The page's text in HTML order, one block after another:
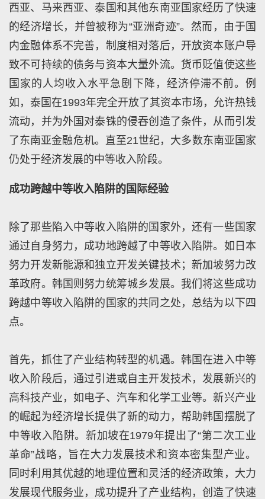
西亚、马来西亚、泰国和其他东南亚国家经历了快速
的经济增长，并曾被称为“亚洲奇迹”。然而，由于国
内金融体系不完善，制度相对落后，开放资本账户导
致不可持续的债务与资本大量外流。货币贬值使这些
国家的人均收入水平急剧下降，经济停滞不前。例
如，泰国在1993年完全开放了其资本市场，允许热钱
流动，并为外国对泰铢的侵吞创造了条件，从而引发
了东南亚金融危机。直至21世纪，大多数东南亚国家
仍处于经济发展的中等收入阶段。
成功跨越中等收入陷阱的国际经验
除了那些陷入中等收入陷阱的国家外，还有一些国家
通过自身努力，成功地跨越了中等收入陷阱。如日本
努力开发新能源和独立开发关键技术；新加坡努力改
革政府。韩国则努力统筹城乡发展。我们将这些成功
跨越中等收入陷阱的国家的共同之处，总结为以下四
点。
首先，抓住了产业结构转型的机遇。韩国在进入中等
收入阶段后，通过引进或自主开发技术，发展新兴的
高科技产业，如电子、汽车和化学工业等。新兴产业
的崛起为经济增长提供了新的动力，帮助韩国摆脱了
中等收入陷阱。新加坡在1979年提出了“第二次工业
革命”战略，旨在大力发展技术和资本密集型产业。
同时利用其优越的地理位置和灵活的经济政策，大力
发展现代服务业，成功提升了产业结构，创造了快速